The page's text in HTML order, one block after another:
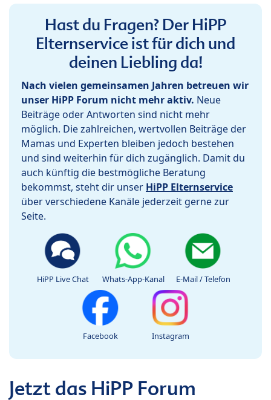
Hast du Fragen? Der HiPP
Elternservice ist für dich und
deinen Liebling da!
Nach vielen gemeinsamen Jahren betreuen wir
unser HiPP Forum nicht mehr aktiv. Neue
Beiträge oder Antworten sind nicht mehr
möglich. Die zahlreichen, wertvollen Beiträge der
Mamas und Experten bleiben jedoch bestehen
und sind weiterhin für dich zugänglich. Damit du
auch künftig die bestmögliche Beratung
bekommst, steht dir unser HiPP Elternservice
über verschiedene Kanäle jederzeit gerne zur
Seite.
HiPP Live Chat Whats-App-Kanal E-Mail / Telefon
Facebook Instagram
Jetzt das HiPP Forum